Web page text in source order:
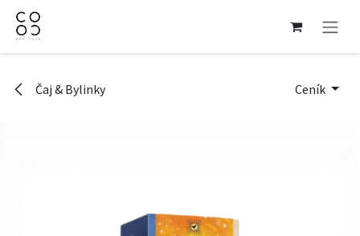
Přejít na obsah
Čaj & Bylinky Ceník